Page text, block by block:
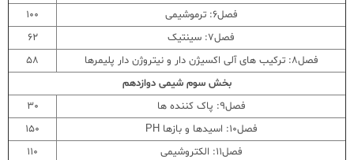
فصل6: ترموشیمی
100
فصل7: سینتیک
62
فصل8: ترکیب های آلی اکسیژن دار و نیتروژن دار پلیمرها
58
بخش سوم شیمی دوازدهم
فصل9: پاک کننده ها
30
فصل10: اسیدها و بازها PH
150
فصل11: الکتروشیمی
110